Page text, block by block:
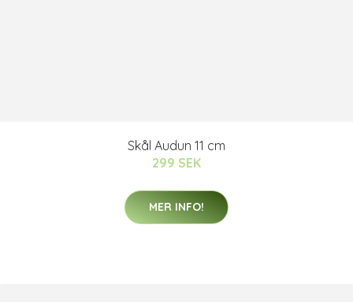
Skål Audun 11 cm
299 SEK
MER INFO!